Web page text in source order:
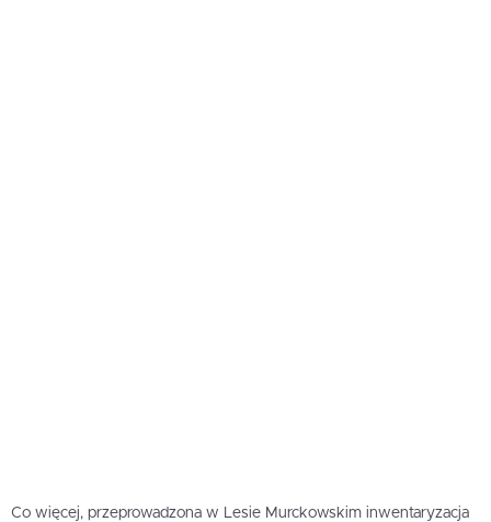
Co więcej, przeprowadzona w Lesie Murckowskim inwentaryzacja